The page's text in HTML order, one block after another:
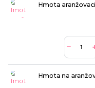
Hmota
Hmota na